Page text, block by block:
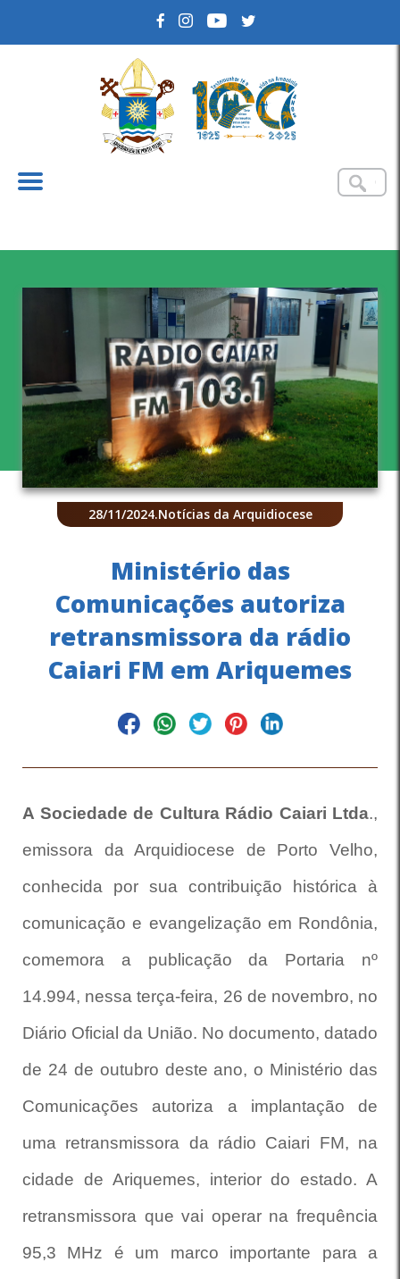
28/11/2024.Notícias da Arquidiocese
Ministério das
Comunicações autoriza
retransmissora da rádio
Caiari FM em Ariquemes
A Sociedade de Cultura Rádio Caiari Ltda.,
emissora da Arquidiocese de Porto Velho,
conhecida por sua contribuição histórica à
comunicação e evangelização em Rondônia,
comemora a publicação da Portaria nº
14.994, nessa terça-feira, 26 de novembro, no
Diário Oficial da União. No documento, datado
de 24 de outubro deste ano, o Ministério das
Comunicações autoriza a implantação de
uma retransmissora da rádio Caiari FM, na
cidade de Ariquemes, interior do estado. A
retransmissora que vai operar na frequência
95,3 MHz é um marco importante para a